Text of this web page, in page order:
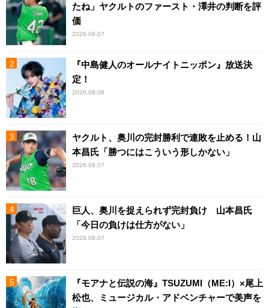
たね」ヤクルトのファースト・澤井の判断を評
価
2026.08.07
『中島健人のオールナイトニッポン』放送決
定！
2026.08.08
ヤクルト、奥川の完封勝利で連敗を止める！山
本昌氏「勝つにはこういう形しかない」
2026.08.07
巨人、奥川を捉えられず完封負け 山本昌氏
「今日の負けは仕方がない」
2026.08.07
『モアナと伝説の海』TSUZUMI（ME:I）×尾上
松也、ミュージカル・アドベンチャーで美声を